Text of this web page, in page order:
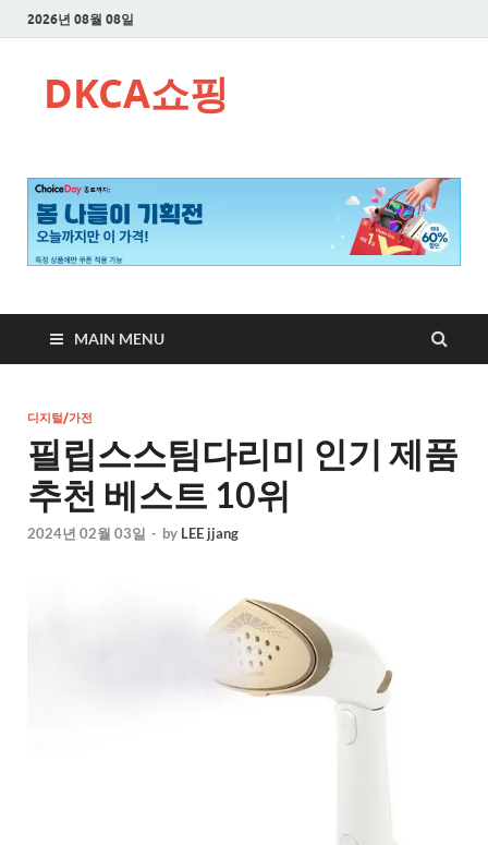
2026년 08월 08일
DKCA쇼핑
MAIN MENU
디지털/가전
필립스스팀다리미 인기 제품
추천 베스트 10위
2024년 02월 03일 - by LEE jjang